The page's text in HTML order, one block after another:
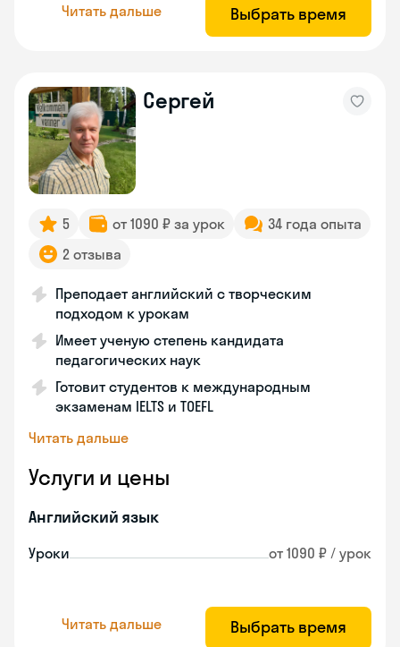
Читать дальше Выбрать время
Сергей
5 от 1090 ₽ за урок
34 года опыта
2 отзыва
Преподает английский с творческим
подходом к урокам
Имеет ученую степень кандидата
педагогических наук
Готовит студентов к международным
экзаменам IELTS и TOEFL
Читать дальше
Услуги и цены
Английский язык
Уроки от 1090 ₽ / урок
Читать дальше Выбрать время